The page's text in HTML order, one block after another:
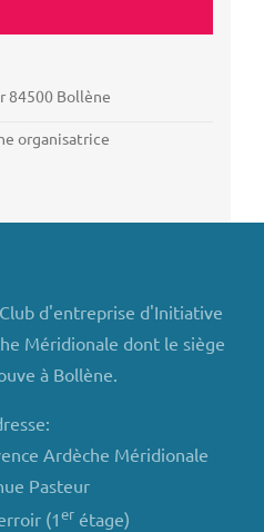
organisatrice
84500 Bollène
d'entreprise d'Initiative
Méridionale dont le siège
à Bollène.
Ardèche Méridionale
Pasteur
(1erétage)